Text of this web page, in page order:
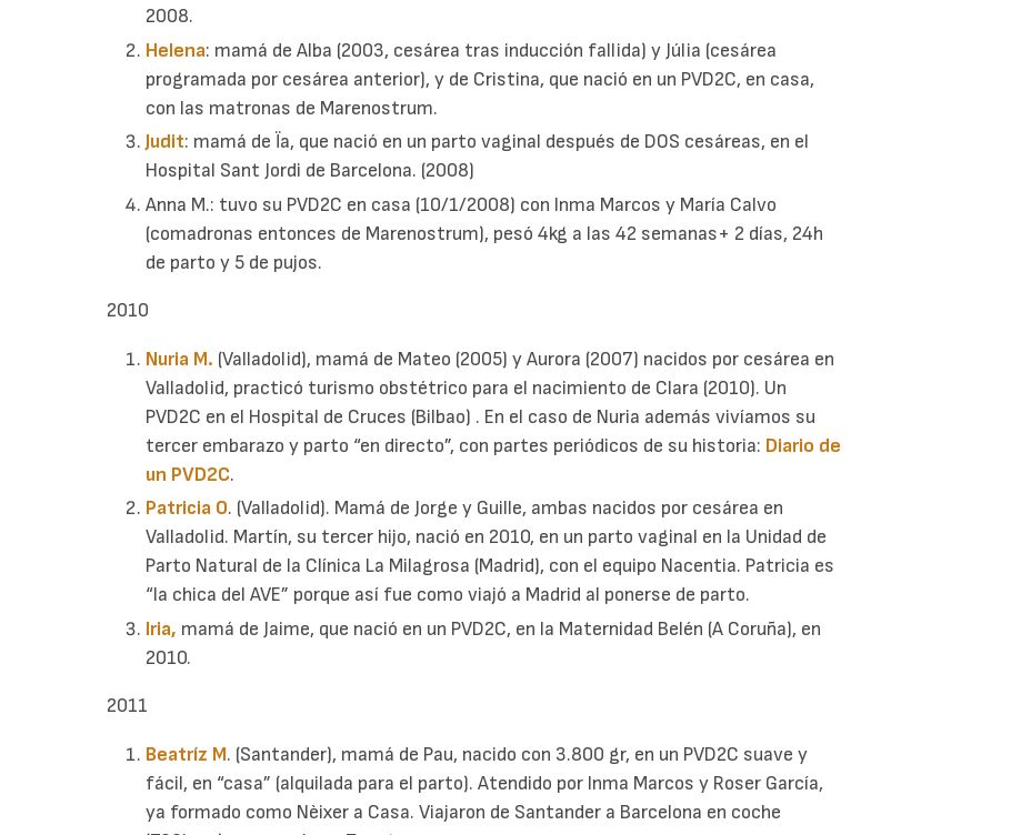
2008.
Helena: mamá de Alba (2003, cesárea tras inducción fallida) y Júlia (cesárea
programada por cesárea anterior), y de Cristina, que nació en un PVD2C, en casa,
con las matronas de Marenostrum.
Judit: mamá de Ïa, que nació en un parto vaginal después de DOS cesáreas, en el
Hospital Sant Jordi de Barcelona. (2008)
Anna M.: tuvo su PVD2C en casa (10/1/2008) con Inma Marcos y María Calvo
(comadronas entonces de Marenostrum), pesó 4kg a las 42 semanas+ 2 días, 24h
de parto y 5 de pujos.
2010
Nuria M. (Valladolid), mamá de Mateo (2005) y Aurora (2007) nacidos por cesárea en
Valladolid, practicó turismo obstétrico para el nacimiento de Clara (2010). Un
PVD2C en el Hospital de Cruces (Bilbao) . En el caso de Nuria además vivíamos su
tercer embarazo y parto “en directo”, con partes periódicos de su historia: Diario de
un PVD2C.
Patricia O. (Valladolid). Mamá de Jorge y Guille, ambas nacidos por cesárea en
Valladolid. Martín, su tercer hijo, nació en 2010, en un parto vaginal en la Unidad de
Parto Natural de la Clínica La Milagrosa (Madrid), con el equipo Nacentia. Patricia es
“la chica del AVE” porque así fue como viajó a Madrid al ponerse de parto.
Iria, mamá de Jaime, que nació en un PVD2C, en la Maternidad Belén (A Coruña), en
2010.
2011
Beatríz M. (Santander), mamá de Pau, nacido con 3.800 gr, en un PVD2C suave y
fácil, en “casa” (alquilada para el parto). Atendido por Inma Marcos y Roser García,
ya formado como Nèixer a Casa. Viajaron de Santander a Barcelona en coche